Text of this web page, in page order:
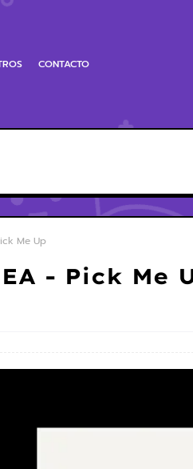
CONTACTO
Me Up
- Pick Me